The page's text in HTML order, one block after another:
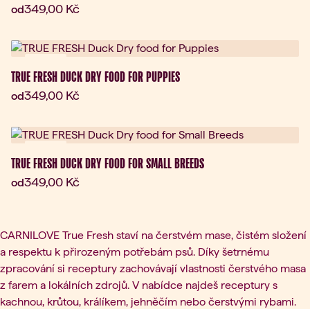
odAktuální cena:
349,00 Kč
TRUE FRESH DUCK DRY FOOD FOR PUPPIES
odAktuální cena:
349,00 Kč
TRUE FRESH DUCK DRY FOOD FOR SMALL BREEDS
odAktuální cena:
349,00 Kč
CARNILOVE True Fresh staví na čerstvém mase, čistém složení
a respektu k přirozeným potřebám psů. Díky šetrnému
zpracování si receptury zachovávají vlastnosti čerstvého masa
z farem a lokálních zdrojů. V nabídce najdeš receptury s
kachnou, krůtou, králíkem, jehněčím nebo čerstvými rybami.